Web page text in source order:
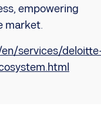
empowering
market.
services/